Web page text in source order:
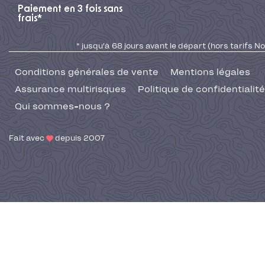
Paiement en 3 fois sans
frais*
* jusqu'à 68 jours avant le départ (hors tarifs No
Conditions générales de vente
Mentions légales
Assurance multirisques
Politique de confidentialité
Qui sommes-nous ?
Fait avec depuis 2007